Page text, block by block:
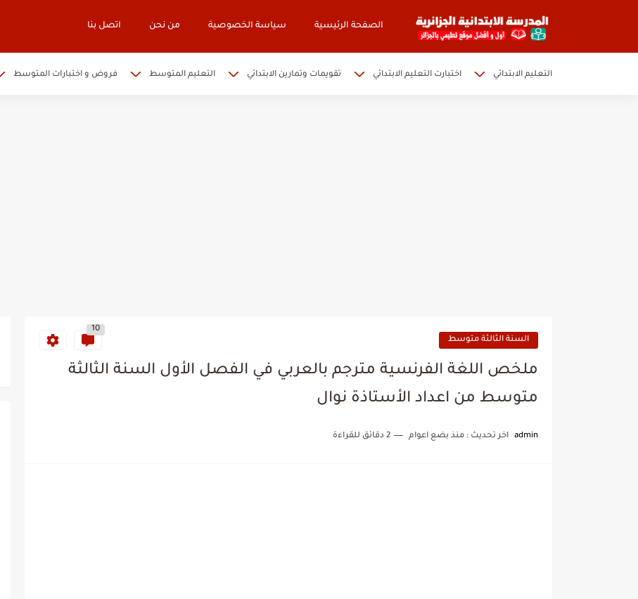
الصفحة الرئيسية سياسة الخصوصية من نحن اتصل بنا
التعليم الابتدائي اختبارت التعليم الابتدائي تقويمات وتمارين الابتدائي التعليم المتوسط فروض و اختبارات المتوسط
السنة الثالثة متوسط
10
ملخص اللغة الفرنسية مترجم بالعربي في الفصل الأول السنة الثالثة
متوسط من اعداد الأستاذة نوال
admin اخر تحديث : منذ بضع اعوام 2 دقائق للقراءة